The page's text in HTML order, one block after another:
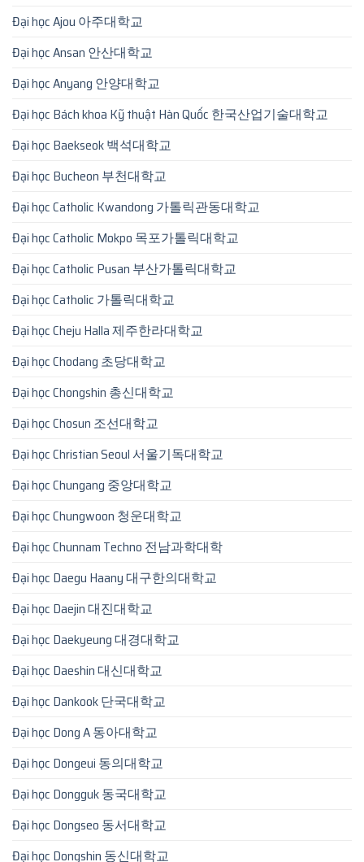
Đại học Ajou 아주대학교
Đại học Ansan 안산대학교
Đại học Anyang 안양대학교
Đại học Bách khoa Kỹ thuật Hàn Quốc 한국산업기술대학교
Đại học Baekseok 백석대학교
Đại học Bucheon 부천대학교
Đại học Catholic Kwandong 가톨릭관동대학교
Đại học Catholic Mokpo 목포가톨릭대학교
Đại học Catholic Pusan 부산가톨릭대학교
Đại học Catholic 가톨릭대학교
Đại học Cheju Halla 제주한라대학교
Đại học Chodang 초당대학교
Đại học Chongshin 총신대학교
Đại học Chosun 조선대학교
Đại học Christian Seoul 서울기독대학교
Đại học Chungang 중앙대학교
Đại học Chungwoon 청운대학교
Đại học Chunnam Techno 전남과학대학
Đại học Daegu Haany 대구한의대학교
Đại học Daejin 대진대학교
Đại học Daekyeung 대경대학교
Đại học Daeshin 대신대학교
Đại học Dankook 단국대학교
Đại học Dong A 동아대학교
Đại học Dongeui 동의대학교
Đại học Dongguk 동국대학교
Đại học Dongseo 동서대학교
Đại học Dongshin 동신대학교